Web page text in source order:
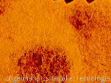
Engenharia Espacial e